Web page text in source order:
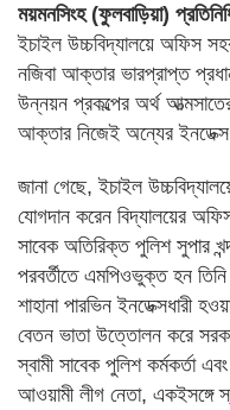
ময়মনসিংহ (ফুলবাড়িয়া)
ইচাইল উচ্চবিদ্যালয়ে অফিস
নজিবা আক্তার ভারপ্রাপ্ত
উন্নয়ন প্রকল্পের অর্থ
আক্তার নিজেই অন্যের ইনডেক্স
জানা গেছে, ইচাইল
যোগদান করেন বিদ্যালয়ের
সাবেক অতিরিক্ত পুলিশ সুপার
পরবর্তীতে এমপিওভুক্ত হন
শাহানা পারভিন ইনডেক্সধারী
বেতন ভাতা উত্তোলন করে
স্বামী সাবেক পুলিশ কর্মকর্তা
আওয়ামী লীগ নেতা, একইসঙ্গে